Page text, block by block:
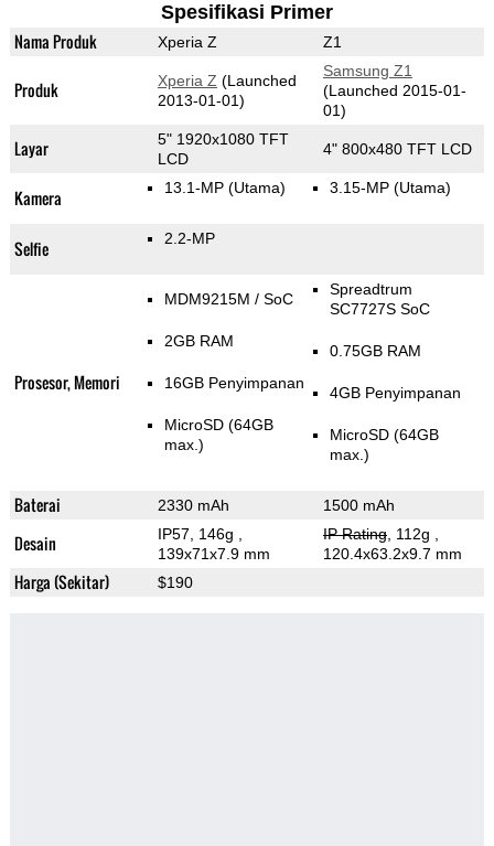
Spesifikasi Primer
Nama Produk Xperia Z Z1
Produk Xperia Z (Launched
2013-01-01)
Samsung Z1
(Launched 2015-01-
01)
Layar
5" 1920x1080 TFT
LCD
4" 800x480 TFT LCD
Kamera 13.1-MP (Utama) 3.15-MP (Utama)
Selfie 2.2-MP
Prosesor, Memori
MDM9215M / SoC
2GB RAM
16GB Penyimpanan
MicroSD (64GB
max.)
Spreadtrum
SC7727S SoC
0.75GB RAM
4GB Penyimpanan
MicroSD (64GB
max.)
Baterai 2330 mAh 1500 mAh
Desain IP57, 146g
139x71x7.9 mm
IP Rating, 112g
120.4x63.2x9.7 mm
Harga (Sekitar) $190